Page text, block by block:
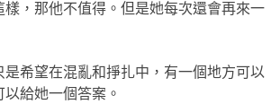
樣，那他不值得。但是她每次還會再來一
是希望在混亂和掙扎中，有一個地方可以
給她一個答案。